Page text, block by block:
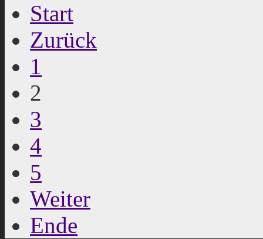
Start
Zurück
1
2
3
4
5
Weiter
Ende